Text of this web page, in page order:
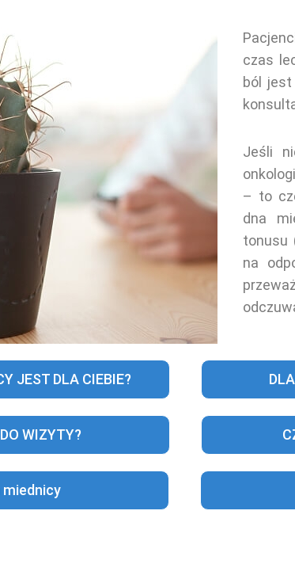
czas
ból
Jeśli
– to
dna
tonusu
na
JEST DLA CIEBIE?
WIZYTY?
miednicy